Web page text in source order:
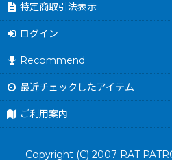
特定商取引法表示
ログイン
Recommend
最近チェックしたアイテム
ご利用案内
Copyright (C) 2007 RAT